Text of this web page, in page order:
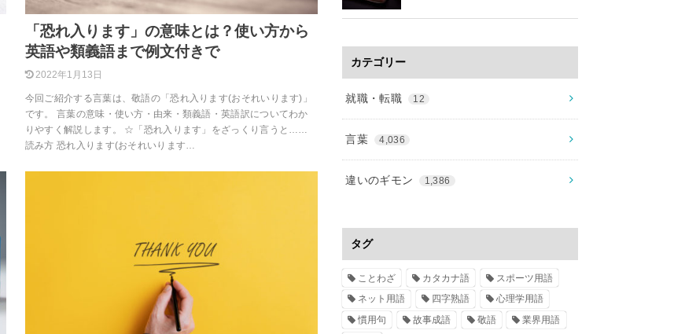
「恐れ入ります」の意味とは？使い方から
英語や類義語まで例文付きで
2022年1月13日
今回ご紹介する言葉は、敬語の「恐れ入ります(おそれいります)」
です。 言葉の意味・使い方・由来・類義語・英語訳についてわか
りやすく解説します。 ☆「恐れ入ります」をざっくり言うと……
読み方 恐れ入ります(おそれいります…
カテゴリー
就職・転職 12
言葉 4,036
違いのギモン 1,386
タグ
ことわざ カタカナ語
スポーツ用語
ネット用語
四字熟語
心理学用語
慣用句
故事成語 敬語
業界用語